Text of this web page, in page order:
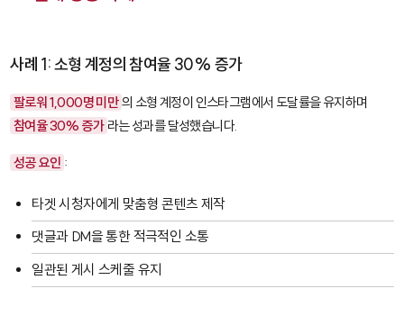
사례 1: 소형 계정의 참여율 30% 증가
팔로워 1,000명 미만 의 소형 계정이 인스타그램에서 도달률을 유지하며
참여율 30% 증가 라는 성과를 달성했습니다.
성공 요인 :
타겟 시청자에게 맞춤형 콘텐츠 제작
댓글과 DM을 통한 적극적인 소통
일관된 게시 스케줄 유지